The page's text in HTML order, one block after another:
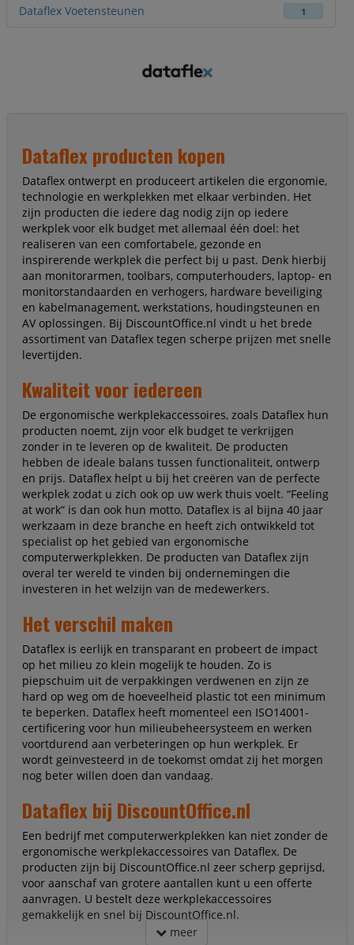
Dataflex Voetensteunen 1
Dataflex producten kopen
Dataflex ontwerpt en produceert artikelen die ergonomie,
technologie en werkplekken met elkaar verbinden. Het
zijn producten die iedere dag nodig zijn op iedere
werkplek voor elk budget met allemaal één doel: het
realiseren van een comfortabele, gezonde en
inspirerende werkplek die perfect bij u past. Denk hierbij
aan monitorarmen, toolbars, computerhouders, laptop- en
monitorstandaarden en verhogers, hardware beveiliging
en kabelmanagement, werkstations, houdingsteunen en
AV oplossingen. Bij DiscountOffice.nl vindt u het brede
assortiment van Dataflex tegen scherpe prijzen met snelle
levertijden.
Kwaliteit voor iedereen
De ergonomische werkplekaccessoires, zoals Dataflex hun
producten noemt, zijn voor elk budget te verkrijgen
zonder in te leveren op de kwaliteit. De producten
hebben de ideale balans tussen functionaliteit, ontwerp
en prijs. Dataflex helpt u bij het creëren van de perfecte
werkplek zodat u zich ook op uw werk thuis voelt. “Feeling
at work” is dan ook hun motto. Dataflex is al bijna 40 jaar
werkzaam in deze branche en heeft zich ontwikkeld tot
specialist op het gebied van ergonomische
computerwerkplekken. De producten van Dataflex zijn
overal ter wereld te vinden bij ondernemingen die
investeren in het welzijn van de medewerkers.
Het verschil maken
Dataflex is eerlijk en transparant en probeert de impact
op het milieu zo klein mogelijk te houden. Zo is
piepschuim uit de verpakkingen verdwenen en zijn ze
hard op weg om de hoeveelheid plastic tot een minimum
te beperken. Dataflex heeft momenteel een ISO14001-
certificering voor hun milieubeheersysteem en werken
voortdurend aan verbeteringen op hun werkplek. Er
wordt geïnvesteerd in de toekomst omdat zij het morgen
nog beter willen doen dan vandaag.
Dataflex bij DiscountOffice.nl
Een bedrijf met computerwerkplekken kan niet zonder de
ergonomische werkplekaccessoires van Dataflex. De
producten zijn bij DiscountOffice.nl zeer scherp geprijsd,
voor aanschaf van grotere aantallen kunt u een offerte
aanvragen. U bestelt deze werkplekaccessoires
gemakkelijk en snel bij DiscountOffice.nl.
meer